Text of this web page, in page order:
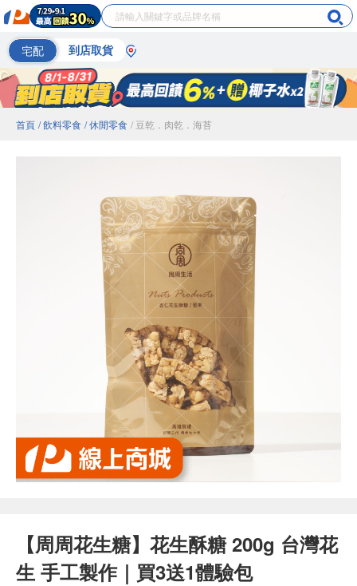
宅配 到店取貨
首頁 / 飲料零食 / 休閒零食 / 豆乾．肉乾．海苔
【周周花生糖】花生酥糖 200g 台灣花
生 手工製作｜買3送1體驗包